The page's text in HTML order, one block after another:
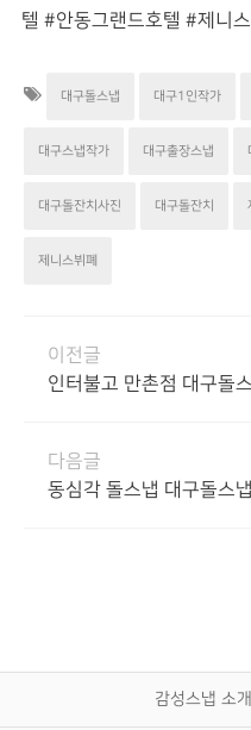
텔 #안동그랜드호텔 #제니
대구돌스냅 대구1인작가
대구스냅작가 대구출장스냅
대구돌잔치사진 대구돌잔치
제니스뷔폐
이전글
인터불고 만촌점 대구돌
다음글
동심각 돌스냅 대구돌스냅
감성스냅 소개